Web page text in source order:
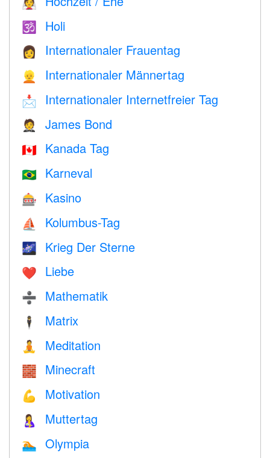
🕉 Holi
👩 Internationaler Frauentag
👱 Internationaler Männertag
📩 Internationaler Internetfreier Tag
🤵 James Bond
🇨🇦 Kanada Tag
🇧🇷 Karneval
🎰 Kasino
⛵️ Kolumbus-Tag
🌌 Krieg Der Sterne
❤️️ Liebe
➗ Mathematik
🕴️ Matrix
🧘 Meditation
🧱 Minecraft
💪 Motivation
🤱 Muttertag
🏊 Olympia